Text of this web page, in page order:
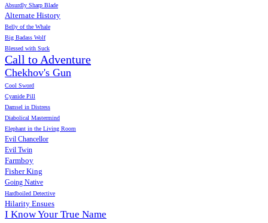
Absurdly Sharp Blade
Alternate History
Belly of the Whale
Big Badass Wolf
Blessed with Suck
Call to Adventure
Chekhov's Gun
Cool Sword
Cyanide Pill
Damsel in Distress
Diabolical Mastermind
Elephant in the Living Room
Evil Chancellor
Evil Twin
Farmboy
Fisher King
Going Native
Hardboiled Detective
Hilarity Ensues
I Know Your True Name